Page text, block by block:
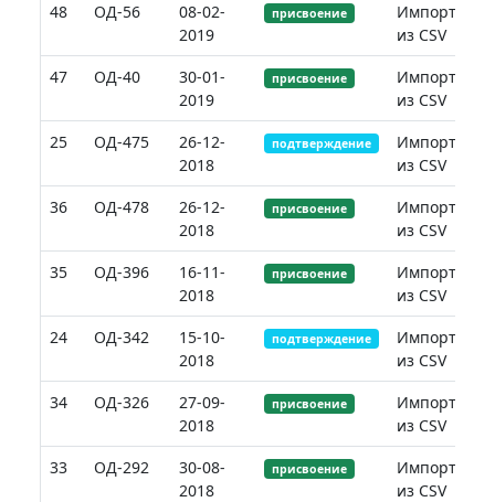
48
ОД-56
08-02-
2019
присвоение
Импорт
из CSV
47
ОД-40
30-01-
2019
присвоение
Импорт
из CSV
25
ОД-475
26-12-
2018
подтверждение
Импорт
из CSV
36
ОД-478
26-12-
2018
присвоение
Импорт
из CSV
35
ОД-396
16-11-
2018
присвоение
Импорт
из CSV
24
ОД-342
15-10-
2018
подтверждение
Импорт
из CSV
34
ОД-326
27-09-
2018
присвоение
Импорт
из CSV
33
ОД-292
30-08-
2018
присвоение
Импорт
из CSV